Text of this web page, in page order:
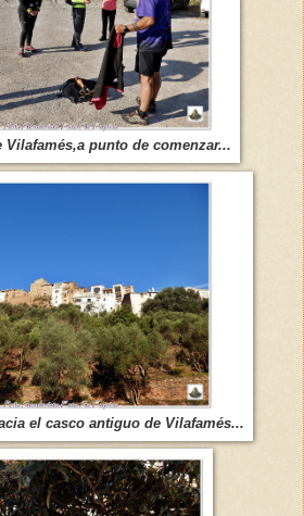
Vilafamés,a punto de comenzar...
el casco antiguo de Vilafamés...